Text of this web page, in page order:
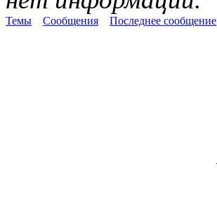
Темы Сообщения Последнее сообщение